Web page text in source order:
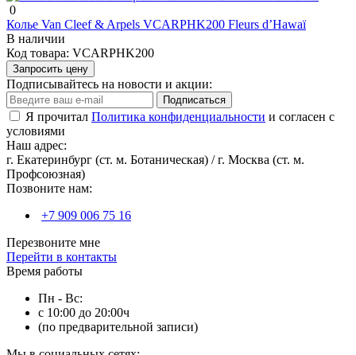
0
Колье Van Cleef & Arpels VCARPHK200 Fleurs d’Hawaï
В наличии
Код товара: VCARPHK200
Запросить цену
Подписывайтесь на новости и акции:
Подписаться
Я прочитал Политика конфиденциальности и согласен с
условиями
Наш адрес:
г. Екатеринбург (ст. м. Ботаническая) / г. Москва (ст. м.
Профсоюзная)
Позвоните нам:
+7 909 006 75 16
Перезвоните мне
Перейти в контакты
Время работы
Пн - Вс:
с 10:00 до 20:00ч
(по предварительной записи)